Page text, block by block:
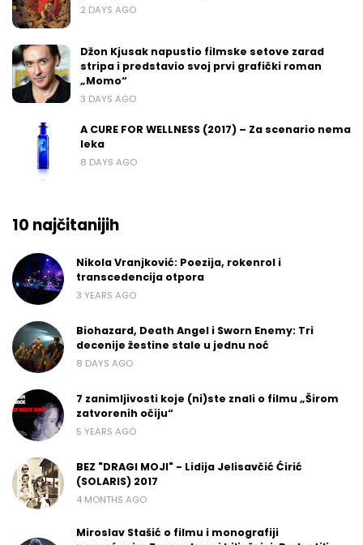
2 DAYS AGO
Džon Kjusak napustio filmske setove zarad
stripa i predstavio svoj prvi grafički roman
„Momo“
3 DAYS AGO
A CURE FOR WELLNESS (2017) – Za scenario nema
leka
8 DAYS AGO
10 najčitanijih
Nikola Vranjković: Poezija, rokenrol i
transcedencija otpora
3 YEARS AGO
Biohazard, Death Angel i Sworn Enemy: Tri
decenije žestine stale u jednu noć
8 DAYS AGO
7 zanimljivosti koje (ni)ste znali o filmu „Širom
zatvorenih očiju“
5 YEARS AGO
BEZ "DRAGI MOJI" - Lidija Jelisavčić Ćirić
(SOLARIS) 2017
4 MONTHS AGO
Miroslav Stašić o filmu i monografiji